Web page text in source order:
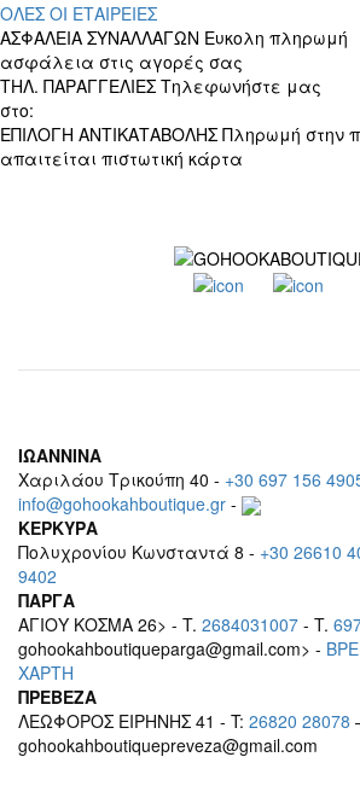
ΟΛΕΣ ΟΙ ΕΤΑΙΡΕΙΕΣ
ΑΣΦΑΛΕΙΑ ΣΥΝΑΛΛΑΓΩΝ Ευκολη πληρωμή
ασφάλεια στις αγορές σας
ΤΗΛ. ΠΑΡΑΓΓΕΛΙΕΣ Τηλεφωνήστε μας
στο:
ΕΠΙΛΟΓΗ ΑΝΤΙΚΑΤΑΒΟΛΗΣ Πληρωμή στην
απαιτείται πιστωτική κάρτα
ΙΩΑΝΝΙΝΑ
Χαριλάου Τρικούπη 40 - +30 697 156
info@gohookahboutique.gr -
ΚΕΡΚΥΡΑ
Πολυχρονίου Κωνσταντά 8 - +30 26610
9402
ΠΑΡΓΑ
ΑΓΙΟΥ ΚΟΣΜΑ 26> - T. 2684031007 - T.
gohookahboutiqueparga@gmail.com> -
ΧΑΡΤΗ
ΠΡΕΒΕΖΑ
ΛΕΩΦΟΡΟΣ ΕΙΡΗΝΗΣ 41 - T: 26820 28078
gohookahboutiquepreveza@gmail.com